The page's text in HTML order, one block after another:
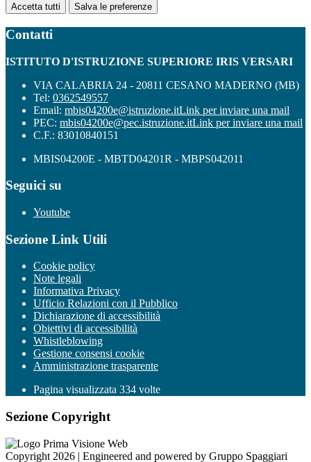
Accetta tutti Salva le preferenze
Contatti
ISTITUTO D'ISTRUZIONE SUPERIORE IRIS VERSARI
VIA CALABRIA 24 - 20811 CESANO MADERNO (MB)
Tel: 0362549557
Email: mbis04200e@istruzione.itLink per inviare una mail
PEC: mbis04200e@pec.istruzione.itLink per inviare una mail
C.F.: 83010840151
MBIS04200E - MBTD04201R - MBPS042011
Seguici su
Youtube
Sezione Link Utili
Cookie policy
Note legali
Informativa Privacy
Ufficio Relazioni con il Pubblico
Dichiarazione di accessibilità
Obiettivi di accessibilità
Whistleblowing
Gestione consensi cookie
Amministrazione trasparente
Pagina visualizzata 334 volte
Sezione Copyright
Copyright 2026 | Engineered and powered by Gruppo Spaggiari